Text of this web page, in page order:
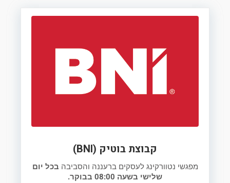
קבוצת בוטיק (BNI)
מפגשי נטוורקינג לעסקים ברעננה והסביבה בכל יום
שלישי בשעה 08:00 בבוקר.